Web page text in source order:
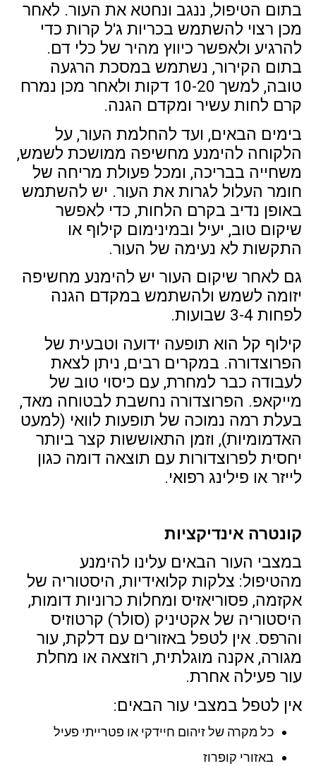
בתום הטיפול, ננגב ונחטא את העור. לאחר
מכן רצוי להשתמש בכריות ג'ל קרות כדי
להרגיע ולאפשר כיווץ מהיר של כלי דם.
בתום הקירור, נשתמש במסכת הרגעה
טובה, למשך 10-20 דקות ולאחר מכן נמרח
קרם לחות עשיר ומקדם הגנה.
בימים הבאים, ועד להחלמת העור, על
הלקוחה להימנע מחשיפה ממושכת לשמש,
משחייה בבריכה, ומכל פעולת מריחה של
חומר העלול לגרות את העור. יש להשתמש
באופן נדיב בקרם הלחות, כדי לאפשר
שיקום טוב, יעיל ובמינימום קילוף או
התקשות לא נעימה של העור.
גם לאחר שיקום העור יש להימנע מחשיפה
יזומה לשמש ולהשתמש במקדם הגנה
לפחות 3-4 שבועות.
קילוף קל הוא תופעה ידועה וטבעית של
הפרוצדורה. במקרים רבים, ניתן לצאת
לעבודה כבר למחרת, עם כיסוי טוב של
מייקאפ. הפרוצדורה נחשבת לבטוחה מאד,
בעלת רמה נמוכה של תופעות לוואי (למעט
האדמומיות), וזמן התאוששות קצר ביותר
יחסית לפרוצדורות עם תוצאה דומה כגון
לייזר או פילינג רפואי.
קונטרה אינדיקציות
במצבי העור הבאים עלינו להימנע
מהטיפול: צלקות קלואידיות, היסטוריה של
אקזמה, פסוריאזיס ומחלות כרוניות דומות,
היסטוריה של אקטיניק (סולר) קרטוזיס
והרפס. אין לטפל באזורים עם דלקת, עור
מגורה, אקנה מוגלתית, רוזצאה או מחלת
עור פעילה אחרת.
אין לטפל במצבי עור הבאים:
כל מקרה של זיהום חיידקי או פטרייתי פעיל
באזורי קופרוז